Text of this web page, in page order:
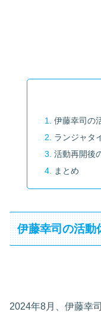
伊藤幸司の
ランジャタ
活動再開後
まとめ
伊藤幸司の活動
2024年8月、伊藤幸